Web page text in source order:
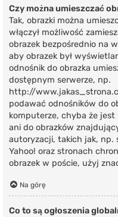
Czy można umieszczać
Tak, obrazki można
włączył możliwość
obrazek bezpośrednio na
aby obrazek był
odnośnik do obrazka
dostępnym serwerze, np.
http://
podawać odnośników do
komputerze, chyba że
ani do obrazków
autoryzacji, takich jak, np.
Yahoo! oraz stronach
obrazek w poście, użyj
Na górę
Co to są ogłoszenia